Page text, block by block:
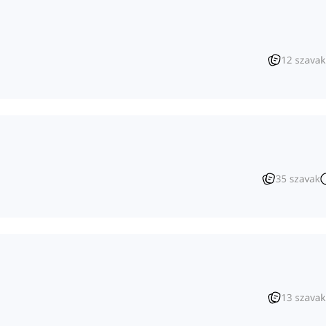
12 szavak
35 szavak
13 szavak